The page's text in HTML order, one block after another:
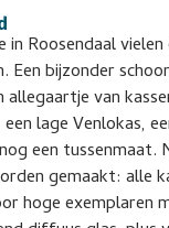
in Roosendaal
Een bijzonder
van
lage Venlokas,
een tussenmaat.
gemaakt: alle
hoge exemplaren